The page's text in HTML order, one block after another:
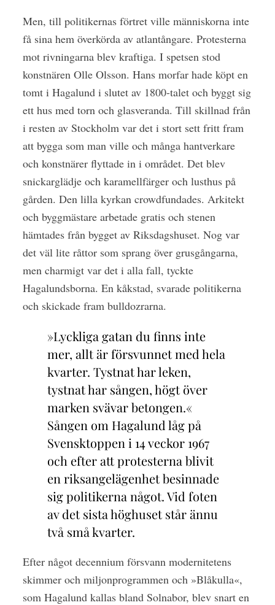
Men, till politikernas förtret ville människorna inte
få sina hem överkörda av atlantångare. Protesterna
mot rivningarna blev kraftiga. I spetsen stod
konstnären Olle Olsson. Hans morfar hade köpt en
tomt i Hagalund i slutet av 1800-talet och byggt sig
ett hus med torn och glasveranda. Till skillnad från
i resten av Stockholm var det i stort sett fritt fram
att bygga som man ville och många hantverkare
och konstnärer flyttade in i området. Det blev
snickarglädje och karamellfärger och lusthus på
gården. Den lilla kyrkan crowdfundades. Arkitekt
och byggmästare arbetade gratis och stenen
hämtades från bygget av Riksdagshuset. Nog var
det väl lite råttor som sprang över grusgångarna,
men charmigt var det i alla fall, tyckte
Hagalundsborna. En kåkstad, svarade politikerna
och skickade fram bulldozrarna.
»Lyckliga gatan du finns inte
mer, allt är försvunnet med hela
kvarter. Tystnat har leken,
tystnat har sången, högt över
marken svävar betongen.«
Sången om Hagalund låg på
Svensktoppen i 14 veckor 1967
och efter att protesterna blivit
en riksangelägenhet besinnade
sig politikerna något. Vid foten
av det sista höghuset står ännu
två små kvarter.
Efter något decennium försvann modernitetens
skimmer och miljonprogrammen och »Blåkulla«,
som Hagalund kallas bland Solnabor, blev snart en